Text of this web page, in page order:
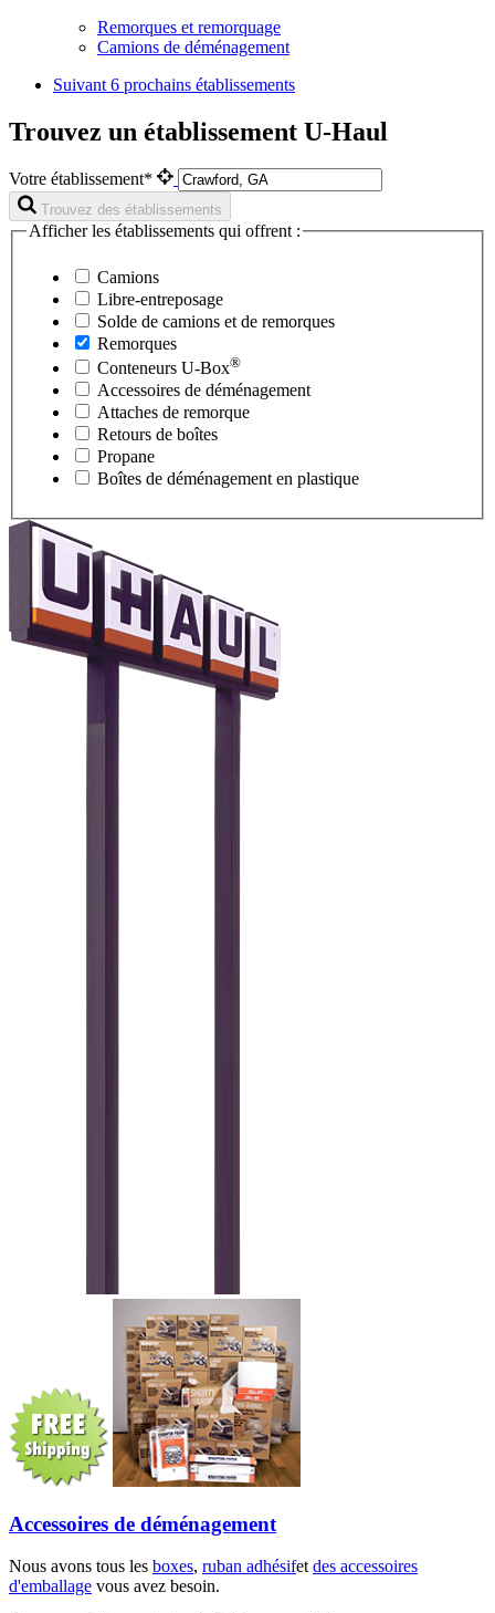
Remorques et remorquage
Camions de déménagement
Suivant 6 prochains établissements
Trouvez un établissement U-Haul
Votre établissement*
Trouvez des établissements
Afficher les établissements qui offrent :
Camions
Libre-entreposage
Solde de camions et de remorques
Remorques
Conteneurs U-Box®
Accessoires de déménagement
Attaches de remorque
Retours de boîtes
Propane
Boîtes de déménagement en plastique
Accessoires de déménagement
Nous avons tous les boxes, ruban adhésifetdes accessoires
d'emballage vous avez besoin.